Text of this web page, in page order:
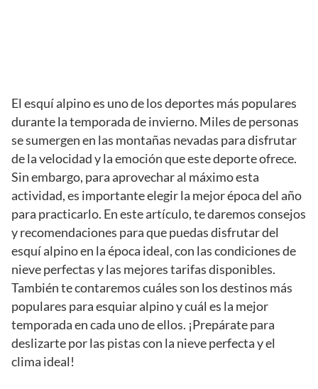
El esquí alpino es uno de los deportes más populares
durante la temporada de invierno. Miles de personas
se sumergen en las montañas nevadas para disfrutar
de la velocidad y la emoción que este deporte ofrece.
Sin embargo, para aprovechar al máximo esta
actividad, es importante elegir la mejor época del año
para practicarlo. En este artículo, te daremos consejos
y recomendaciones para que puedas disfrutar del
esquí alpino en la época ideal, con las condiciones de
nieve perfectas y las mejores tarifas disponibles.
También te contaremos cuáles son los destinos más
populares para esquiar alpino y cuál es la mejor
temporada en cada uno de ellos. ¡Prepárate para
deslizarte por las pistas con la nieve perfecta y el
clima ideal!